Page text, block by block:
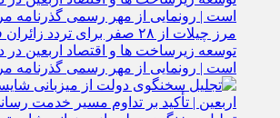
مرز چیلات از ۲۸ صفر برای تردد
توسعه زیرساخت‌ ها و اقتصاد اربعین در
است | رونمایی از مهر رسمی گذرنامه